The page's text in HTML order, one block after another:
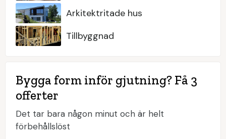
Arkitektritade hus
Tillbyggnad
Bygga form inför gjutning? Få 3
offerter
Det tar bara någon minut och är helt
förbehållslöst